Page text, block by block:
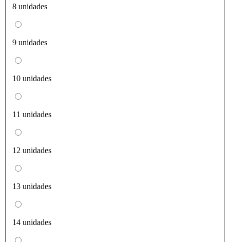
8 unidades
9 unidades
10 unidades
11 unidades
12 unidades
13 unidades
14 unidades